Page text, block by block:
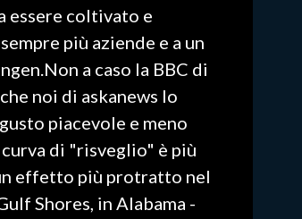
essere coltivato e
più aziende e a un
a caso la BBC di
noi di askanews lo
piacevole e meno
di "risveglio" è più
effetto più protratto nel
Shores, in Alabama -